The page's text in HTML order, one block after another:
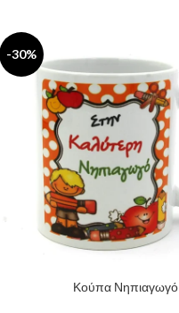
-30%
Κούπα Νηπιαγωγό